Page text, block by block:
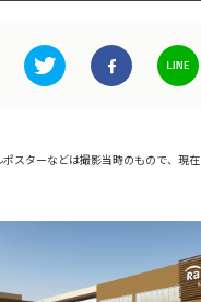
スターなどは撮影当時のもので、現